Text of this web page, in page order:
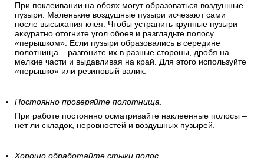
При поклеивании на обоях могут образоваться воздушные
пузыри. Маленькие воздушные пузыри исчезают сами
после высыхания клея. Чтобы устранить крупные пузыри
аккуратно отогните угол обоев и разгладьте полосу
«перышком». Если пузыри образовались в середине
полотнища – разгоните их в разные стороны, дробя на
мелкие части и выдавливая на край. Для этого используйте
«перышко» или резиновый валик.
Постоянно проверяйте полотнища.
При работе постоянно осматривайте наклеенные полосы –
нет ли складок, неровностей и воздушных пузырей.
Хорошо обработайте стыки полос.